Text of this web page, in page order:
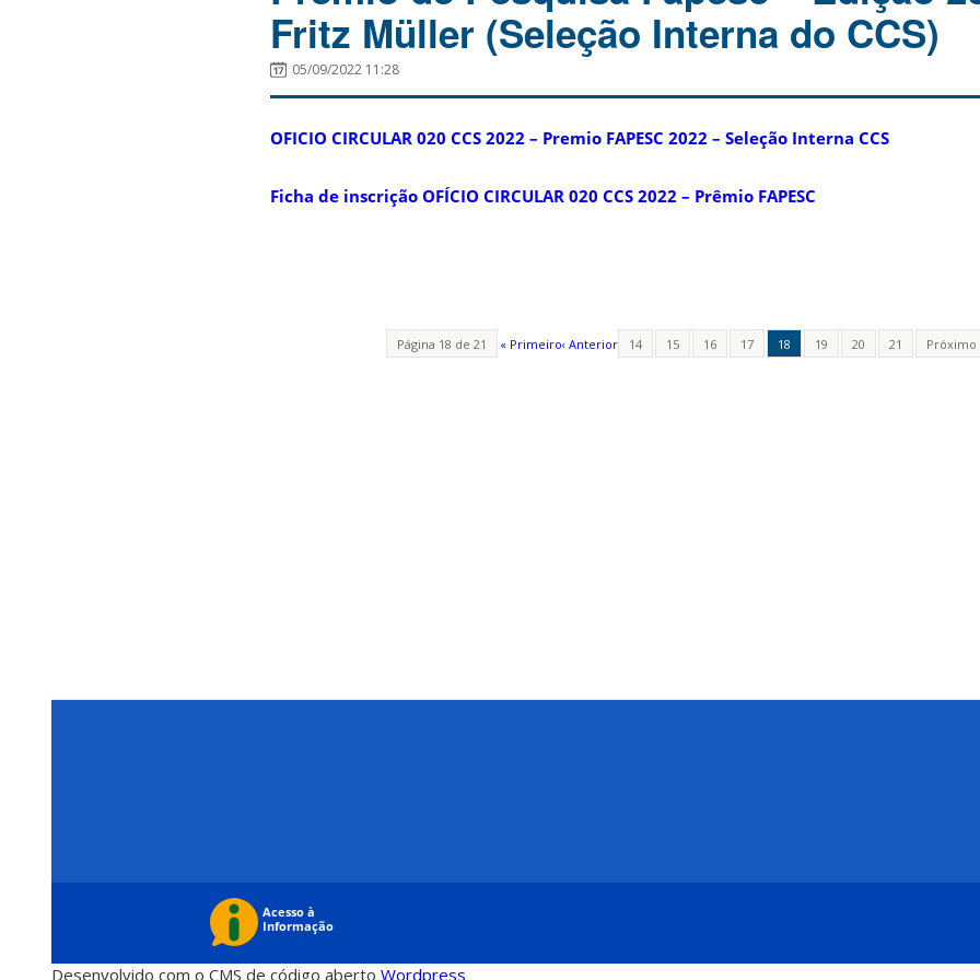
Fritz Müller (Seleção Interna do CCS)
05/09/2022 11:28
OFICIO CIRCULAR 020 CCS 2022 – Premio FAPESC 2022 – Seleção Interna CCS
Ficha de inscrição OFÍCIO CIRCULAR 020 CCS 2022 – Prêmio FAPESC
Página 18 de 21 « Primeiro‹ Anterior 14 15 16 17 18 19 20 21 Próximo
Desenvolvido com o CMS de código aberto Wordpress